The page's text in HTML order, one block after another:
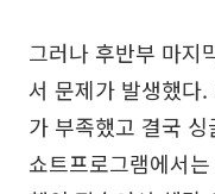
그러나 후반부 마지
서 문제가 발생했다
가 부족했고 결국
쇼트프로그램에서